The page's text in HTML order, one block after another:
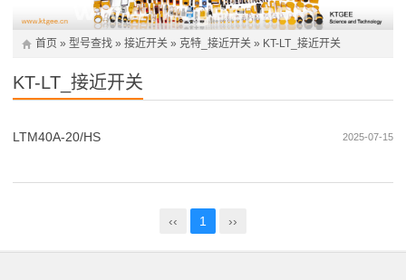
首页 » 型号查找 » 接近开关 » 克特_接近开关 » KT-LT_接近开关
KT-LT_接近开关
2025-07-15
LTM40A-20/HS
‹‹ 1 ››